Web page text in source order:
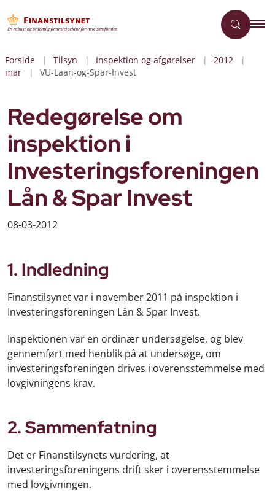
Forside Tilsyn Inspektion og afgørelser
2012
mar
VU-Laan-og-Spar-Invest
Redegørelse om
inspektion i
Investeringsforeningen
Lån & Spar Invest
08-03-2012
1. Indledning
Finanstilsynet var i november 2011 på inspektion i
Investeringsforeningen Lån & Spar Invest.
Inspektionen var en ordinær undersøgelse, og blev
gennemført med henblik på at undersøge, om
investeringsforeningen drives i overensstemmelse med
lovgivningens krav.
2. Sammenfatning
Det er Finanstilsynets vurdering, at
investeringsforeningens drift sker i overensstemmelse
med lovgivningen.